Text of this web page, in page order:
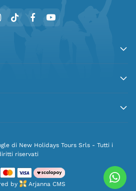
di New Holidays Tours Srls - Tutti i
riservati
by Arjanna CMS